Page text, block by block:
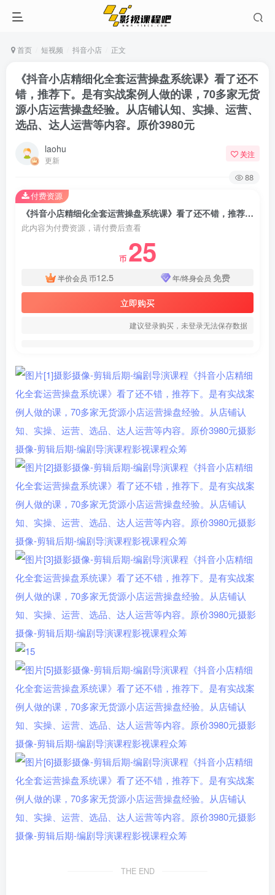
首页 短视频 抖音小店 正文
《抖音小店精细化全套运营操盘系统课》看了还不
错，推荐下。是有实战案例人做的课，70多家无货
源小店运营操盘经验。从店铺认知、实操、运营、
选品、达人运营等内容。原价3980元
laohu
更新
关注
88
《抖音小店精细化全套运营操盘系统课》看了还不错，推荐下。是有实战案例人做的课，70多家无货源小店运营操盘经验。从店铺认知、实操、运营、选品、达人运营等内容。原价3980元
此内容为付费资源，请付费后查看
币 25
半价会员 币12.5 年/终身会员 免费
立即购买
建议登录购买，未登录无法保存数据
付费资源
THE END